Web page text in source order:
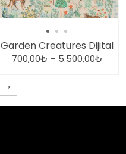
Garden Creatures Dijital
700,00₺ – 5.500,00₺
→